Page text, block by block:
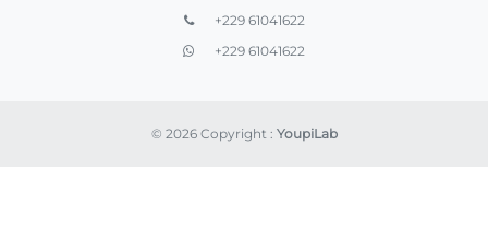
+229 61041622
+229 61041622
© 2026 Copyright : YoupiLab